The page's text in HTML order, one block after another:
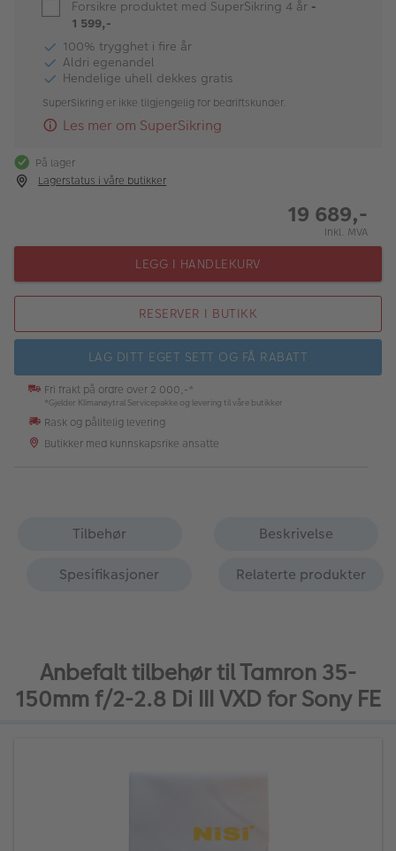
Butikkoversikt
Forsikre produktet med SuperSikring 4 år -
1 599,-
100% trygghet i fire år
Aldri egenandel
Hendelige uhell dekkes gratis
SuperSikring er ikke tilgjengelig for bedriftskunder.
Les mer om SuperSikring
På lager
Lagerstatus i våre butikker
19 689,-
Inkl. MVA
LEGG I HANDLEKURV
RESERVER I BUTIKK
LAG DITT EGET SETT OG FÅ RABATT
Fri frakt på ordre over 2 000,-*
*Gjelder Klimanøytral Servicepakke og levering til våre butikker
Rask og pålitelig levering
Butikker med kunnskapsrike ansatte
Tilbehør
Beskrivelse
Spesifikasjoner
Relaterte produkter
Anbefalt tilbehør til Tamron 35-
150mm f/2-2.8 Di III VXD for Sony FE